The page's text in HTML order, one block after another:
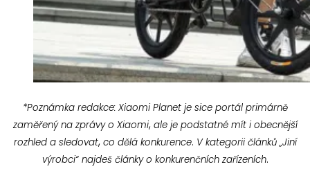
*Poznámka redakce: Xiaomi Planet je sice portál primárně
zaměřený na zprávy o Xiaomi, ale je podstatné mít i obecnější
rozhled a sledovat, co dělá konkurence. V kategorii článků „Jiní
výrobci“ najdeš články o konkurenčních zařízeních.